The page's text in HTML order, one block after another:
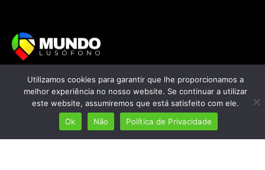
Mais de 7 milhões de lusófonos
Mais de 2000 lugares cadastrados
Presença em 8 países
Links úteis
Utilizamos cookies para garantir que lhe proporcionamos a
melhor experiência no nosso website. Se continuar a utilizar
este website, assumiremos que está satisfeito com ele.
Ok
Não Política de Privacidade